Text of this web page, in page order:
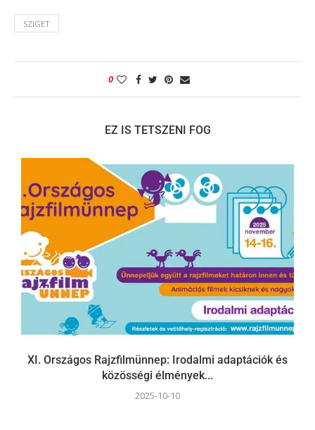
SZIGET
0
EZ IS TETSZENI FOG
XI. Országos Rajzfilmünnep: Irodalmi adaptációk és
közösségi élmények...
2025-10-10